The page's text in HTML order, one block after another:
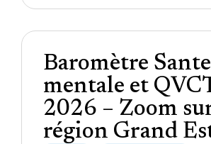
Baromètre Sante
mentale et
2026 – Zoom
région Grand